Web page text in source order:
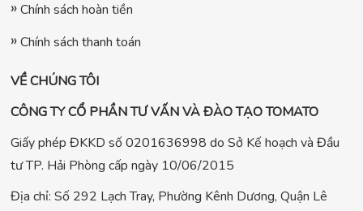
Chính sách hoàn tiền
Chính sách thanh toán
VỀ CHÚNG TÔI
CÔNG TY CỔ PHẦN TƯ VẤN VÀ ĐÀO TẠO TOMATO
Giấy phép ĐKKD số 0201636998 do Sở Kế hoạch và Đầu
tư TP. Hải Phòng cấp ngày 10/06/2015
Địa chỉ: Số 292 Lạch Tray, Phường Kênh Dương, Quận Lê